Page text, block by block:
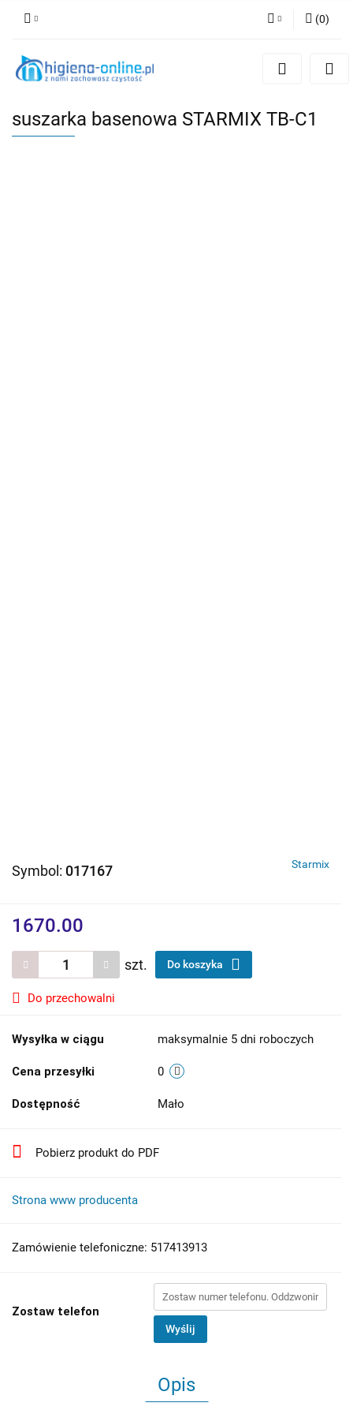
Zaloguj się
(0)
suszarka basenowa STARMIX TB-C1
Symbol: 017167 Starmix
1670.00
szt. Do koszyka
Do przechowalni
Wysyłka w ciągu maksymalnie 5 dni roboczych
Cena przesyłki 0
Dostępność Mało
Pobierz produkt do PDF
Strona www producenta
Zamówienie telefoniczne: 517413913
Zostaw telefon
Wyślij
Opis